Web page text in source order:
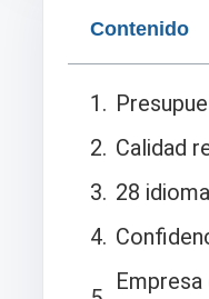
Contenido
Calidad
28